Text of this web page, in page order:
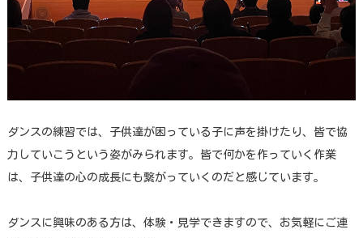
ダンスの練習では、子供達が困っている子に声を掛けたり、皆で協
力していこうという姿がみられます。皆で何かを作っていく作業
は、子供達の心の成長にも繋がっていくのだと感じています。
ダンスに興味のある方は、体験・見学できますので、お気軽にご連